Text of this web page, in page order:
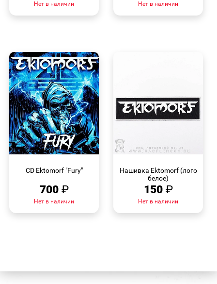
Нет в наличии Нет в наличии
CD Ektomorf "Fury"
700 ₽
Нет в наличии
Нашивка Ektomorf (лого
белое)
150 ₽
Нет в наличии